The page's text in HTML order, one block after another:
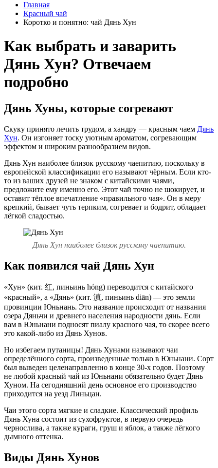
Главная
Красный чай
Коротко и понятно: чай Дянь Хун
Как выбрать и заварить
Дянь Хун? Отвечаем
подробно
Дянь Хуны, которые согревают
Скуку принято лечить трудом, а хандру — красным чаем Дянь
Хун. Он изгоняет тоску уютным ароматом, согревающим
эффектом и широким разнообразием видов.
Дянь Хун наиболее близок русскому чаепитию, поскольку в
европейской классификации его называют чёрным. Если кто-
то из ваших друзей не знаком с китайскими чаями,
предложите ему именно его. Этот чай точно не шокирует, и
оставит тёплое впечатление «правильного чая». Он в меру
крепкий, бывает чуть терпким, согревает и бодрит, обладает
лёгкой сладостью.
Дянь Хун наиболее близок русскому чаепитию.
Как появился чай Дянь Хун
«Хун» (кит. 红, пиньинь hóng) переводится с китайского
«красный», а «Дянь» (кит. 滇, пиньинь diān) — это земли
провинции Юньнань. Это название происходит от названия
озера Дяньчи и древнего населения народности дянь. Если
вам в Юньнани подносят пиалу красного чая, то скорее всего
это какой-либо из Дянь Хунов.
Но избегаем путаницы! Дянь Хунами называют чаи
определённого сорта, произведенные только в Юньнани. Сорт
был выведен целенаправленно в конце 30-х годов. Поэтому
не любой красный чай из Юньнани обязательно будет Дянь
Хуном. На сегодняшний день основное его производство
приходится на уезд Линьцан.
Чаи этого сорта мягкие и сладкие. Классический профиль
Дянь Хуна состоит из сухофруктов, в первую очередь —
чернослива, а также кураги, груш и яблок, а также лёгкого
дымного оттенка.
Виды Дянь Хунов